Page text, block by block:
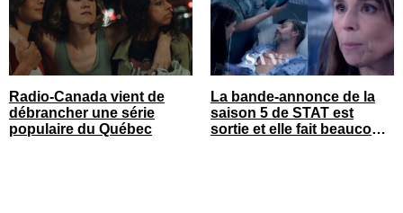
Radio-Canada vient de
débrancher une série
populaire du Québec
La bande-annonce de la
saison 5 de STAT est
sortie et elle fait beaucoup